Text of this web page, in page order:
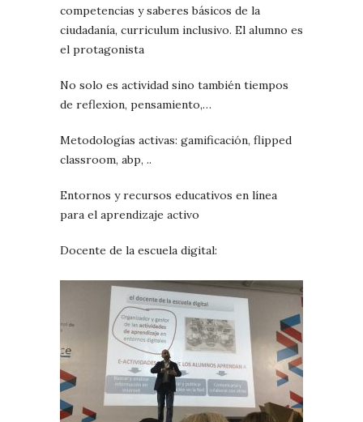
competencias y saberes básicos de la
ciudadanía, curriculum inclusivo. El alumno es
el protagonista
No solo es actividad sino también tiempos
de reflexion, pensamiento,…
Metodologías activas: gamificación, flipped
classroom, abp, ..
Entornos y recursos educativos en línea
para el aprendizaje activo
Docente de la escuela digital: